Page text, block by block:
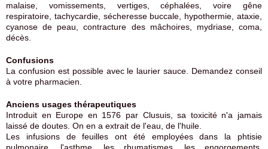
malaise, vomissements, vertiges, céphalées, voire gêne
respiratoire, tachycardie, sécheresse buccale, hypothermie, ataxie,
cyanose de peau, contracture des mâchoires, mydriase, coma,
décès.
Confusions
La confusion est possible avec le laurier sauce. Demandez conseil
à votre pharmacien.
Anciens usages thérapeutiques
Introduit en Europe en 1576 par Clusuis, sa toxicité n'a jamais
laissé de doutes. On en a extrait de l'eau, de l'huile.
Les infusions de feuilles ont été employées dans la phtisie